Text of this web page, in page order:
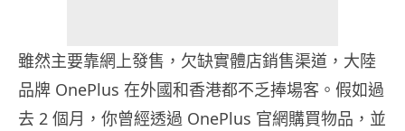
雖然主要靠網上發售，欠缺實體店銷售渠道，大陸
品牌 OnePlus 在外國和香港都不乏捧場客。假如過
去 2 個月，你曾經透過 OnePlus 官網購買物品，並